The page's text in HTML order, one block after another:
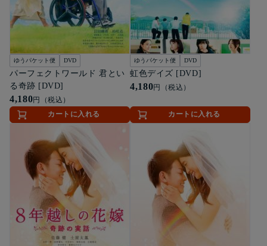
ゆうパケット便 DVD
パーフェクトワールド 君とい
る奇跡 [DVD]
4,180円（税込）
カートに入れる
ゆうパケット便 DVD
虹色デイズ [DVD]
4,180円（税込）
カートに入れる